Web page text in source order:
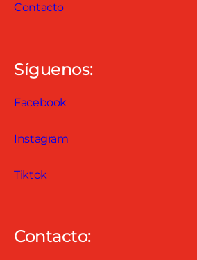
Contacto
Síguenos:
Facebook
Instagram
Tiktok
Contacto: